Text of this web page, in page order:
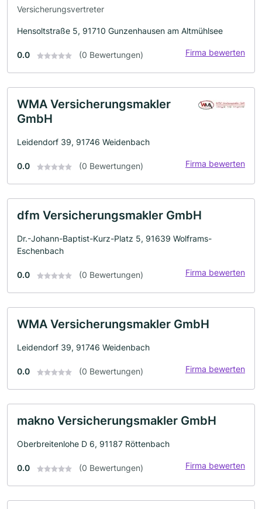
Versicherungsvertreter
Hensoltstraße 5, 91710 Gunzenhausen am Altmühlsee
0.0 (0 Bewertungen) Firma bewerten
WMA Versicherungsmakler
GmbH
Leidendorf 39, 91746 Weidenbach
0.0 (0 Bewertungen) Firma bewerten
dfm Versicherungsmakler GmbH
Dr.-Johann-Baptist-Kurz-Platz 5, 91639 Wolframs-
Eschenbach
0.0 (0 Bewertungen) Firma bewerten
WMA Versicherungsmakler GmbH
Leidendorf 39, 91746 Weidenbach
0.0 (0 Bewertungen) Firma bewerten
makno Versicherungsmakler GmbH
Oberbreitenlohe D 6, 91187 Röttenbach
0.0 (0 Bewertungen) Firma bewerten